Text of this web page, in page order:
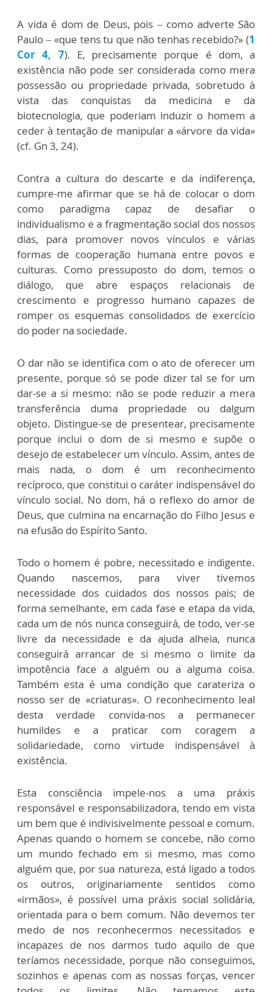
A vida é dom de Deus, pois – como adverte São
Paulo – «que tens tu que não tenhas recebido?» (1
Cor 4, 7). E, precisamente porque é dom, a
existência não pode ser considerada como mera
possessão ou propriedade privada, sobretudo à
vista das conquistas da medicina e da
biotecnologia, que poderiam induzir o homem a
ceder à tentação de manipular a «árvore da vida»
(cf. Gn 3, 24).
Contra a cultura do descarte e da indiferença,
cumpre-me afirmar que se há de colocar o dom
como paradigma capaz de desafiar o
individualismo e a fragmentação social dos nossos
dias, para promover novos vínculos e várias
formas de cooperação humana entre povos e
culturas. Como pressuposto do dom, temos o
diálogo, que abre espaços relacionais de
crescimento e progresso humano capazes de
romper os esquemas consolidados de exercício
do poder na sociedade.
O dar não se identifica com o ato de oferecer um
presente, porque só se pode dizer tal se for um
dar-se a si mesmo: não se pode reduzir a mera
transferência duma propriedade ou dalgum
objeto. Distingue-se de presentear, precisamente
porque inclui o dom de si mesmo e supõe o
desejo de estabelecer um vínculo. Assim, antes de
mais nada, o dom é um reconhecimento
recíproco, que constitui o caráter indispensável do
vínculo social. No dom, há o reflexo do amor de
Deus, que culmina na encarnação do Filho Jesus e
na efusão do Espírito Santo.
Todo o homem é pobre, necessitado e indigente.
Quando nascemos, para viver tivemos
necessidade dos cuidados dos nossos pais; de
forma semelhante, em cada fase e etapa da vida,
cada um de nós nunca conseguirá, de todo, ver-se
livre da necessidade e da ajuda alheia, nunca
conseguirá arrancar de si mesmo o limite da
impotência face a alguém ou a alguma coisa.
Também esta é uma condição que carateriza o
nosso ser de «criaturas». O reconhecimento leal
desta verdade convida-nos a permanecer
humildes e a praticar com coragem a
solidariedade, como virtude indispensável à
existência.
Esta consciência impele-nos a uma práxis
responsável e responsabilizadora, tendo em vista
um bem que é indivisivelmente pessoal e comum.
Apenas quando o homem se concebe, não como
um mundo fechado em si mesmo, mas como
alguém que, por sua natureza, está ligado a todos
os outros, originariamente sentidos como
«irmãos», é possível uma práxis social solidária,
orientada para o bem comum. Não devemos ter
medo de nos reconhecermos necessitados e
incapazes de nos darmos tudo aquilo de que
teríamos necessidade, porque não conseguimos,
sozinhos e apenas com as nossas forças, vencer